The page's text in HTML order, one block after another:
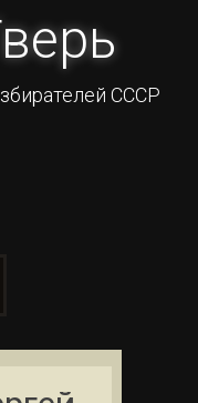
СССР